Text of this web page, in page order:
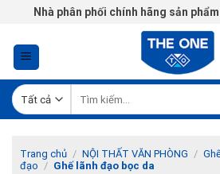
Chuyển
nội
dung
Nhà phân phối chính hãng sản
kiếm:
Trang chủ / NỘI THẤT VĂN PHÒNG /
đạo / Ghế lãnh đạo bọc da